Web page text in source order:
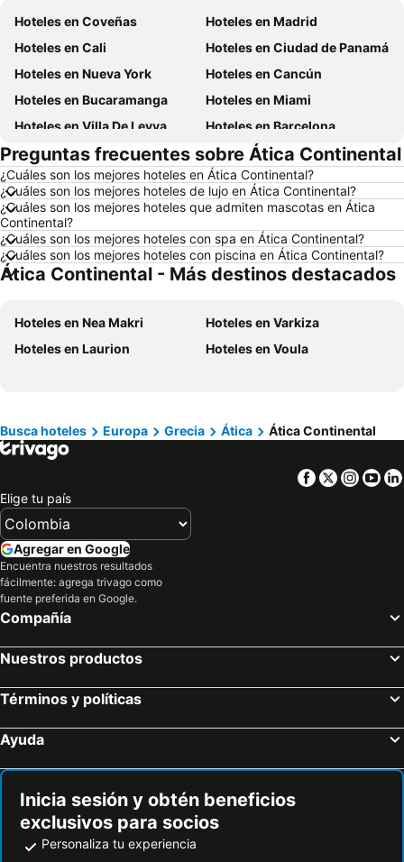
Hoteles en Coveñas
Hoteles en Madrid
Hoteles en Cali
Hoteles en Ciudad de Panamá
Hoteles en Nueva York
Hoteles en Cancún
Hoteles en Bucaramanga
Hoteles en Miami
Hoteles en Villa De Leyva
Hoteles en Barcelona
Hoteles en Melgar
Hoteles en París
Hoteles en Roma
Hoteles en Ciudad de México
Hoteles en Pereira
Hoteles en Orlando
Hoteles en Villavicencio
Hoteles en Río de Janeiro
Hoteles en Girardot
Hoteles en Panamá
Hoteles en Santiago de Chile
Hoteles en Madrid
Hoteles en Bahamas
Hoteles en España
Hoteles en Eje Cafetero
Hoteles en Portugal
Preguntas frecuentes sobre Ática Continental
¿Cuáles son los mejores hoteles en Ática Continental?
¿Cuáles son los mejores hoteles de lujo en Ática Continental?
¿Cuáles son los mejores hoteles que admiten mascotas en Ática
Continental?
¿Cuáles son los mejores hoteles con spa en Ática Continental?
¿Cuáles son los mejores hoteles con piscina en Ática Continental?
Ática Continental - Más destinos destacados
Hoteles en Nea Makri
Hoteles en Varkiza
Hoteles en Laurion
Hoteles en Voula
Busca hoteles Europa Grecia Ática Ática Continental
Facebook
Twitter
Elige tu país
Agregar en Google
Encuentra nuestros resultados
fácilmente: agrega trivago como
fuente preferida en Google.
Compañía
Nuestros productos
Términos y políticas
Ayuda
Inicia sesión y obtén beneficios
exclusivos para socios
Personaliza tu experiencia